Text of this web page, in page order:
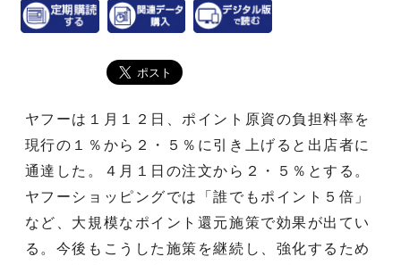
ヤフーは１月１２日、ポイント原資の負担料率を
現行の１％から２・５％に引き上げると出店者に
通達した。４月１日の注文から２・５％とする。
ヤフーショッピングでは「誰でもポイント５倍」
など、大規模なポイント還元施策で効果が出てい
る。今後もこうした施策を継続し、強化するため